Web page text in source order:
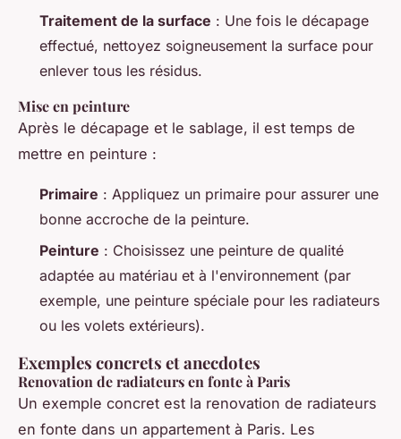
Traitement de la surface : Une fois le décapage
effectué, nettoyez soigneusement la surface pour
enlever tous les résidus.
Mise en peinture
Après le décapage et le sablage, il est temps de
mettre en peinture :
Primaire : Appliquez un primaire pour assurer une
bonne accroche de la peinture.
Peinture : Choisissez une peinture de qualité
adaptée au matériau et à l'environnement (par
exemple, une peinture spéciale pour les radiateurs
ou les volets extérieurs).
Exemples concrets et anecdotes
Renovation de radiateurs en fonte à Paris
Un exemple concret est la renovation de radiateurs
en fonte dans un appartement à Paris. Les